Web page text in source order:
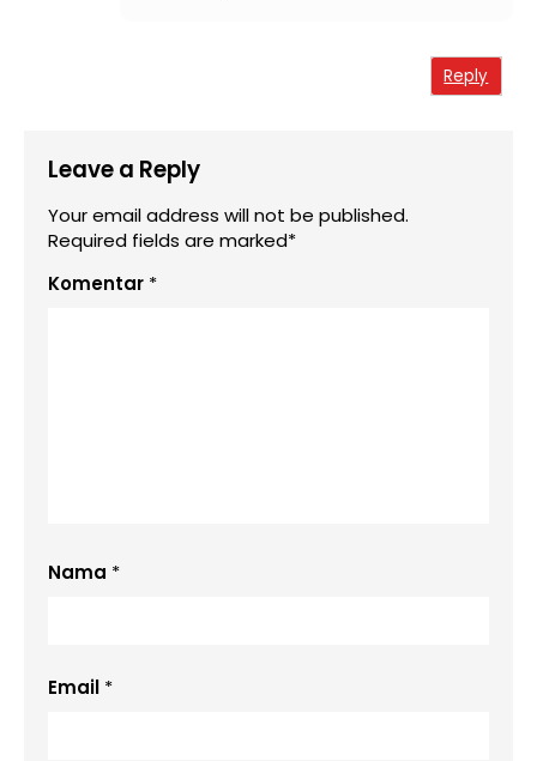
Reply
Leave a Reply
Your email address will not be published.
Required fields are marked*
Komentar *
Nama *
Email *